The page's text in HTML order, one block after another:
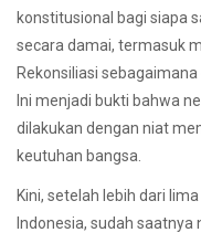
konstitusional bagi siapa
secara damai, termasuk
Rekonsiliasi
Ini menjadi bukti bahwa
dilakukan dengan niat
keutuhan bangsa.
Kini, setelah lebih dari
Indonesia, sudah